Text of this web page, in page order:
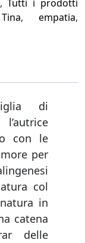
,Tutti i prodotti
,empatia,
di
con le
per
col
in
catena
delle